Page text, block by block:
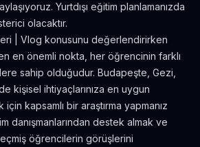
Nereden Başlamalı?
gör.neredeyse 8 yıl önce
Aylık Yaşam Masrafları | Toronto Pahalı
gör.8 yıldan fazla önce
Yurtdışı eğitim planlamanızda
olacaktır.
| Vlog konusunu değerlendirirken
en önemli nokta, her öğrencinin farklı
sahip olduğudur. Budapeşte, Gezi,
kişisel ihtiyaçlarınıza en uygun
kapsamlı bir araştırma yapmanız
danışmanlarından destek almak ve
öğrencilerin görüşlerini